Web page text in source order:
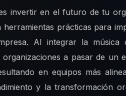
invertir en el futuro de tu
prácticas para
Al integrar la música
a pasar de un
en equipos más
y la transformación